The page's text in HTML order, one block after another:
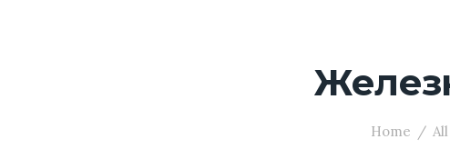
Home